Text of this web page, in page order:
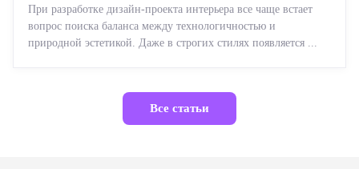
При разработке дизайн-проекта интерьера все чаще встает
вопрос поиска баланса между технологичностью и
природной эстетикой. Даже в строгих стилях появляется ...
Все статьи